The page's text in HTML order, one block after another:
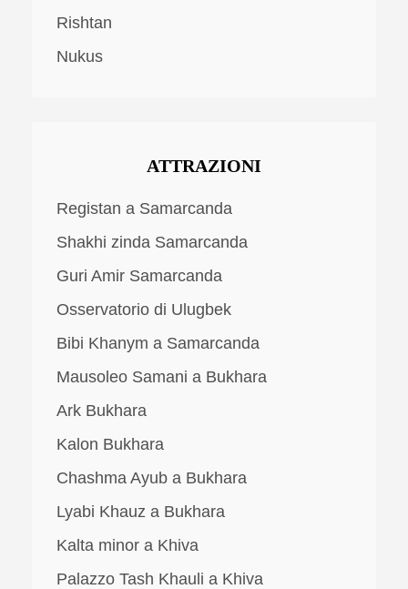
Rishtan
Nukus
ATTRAZIONI
Registan a Samarcanda
Shakhi zinda Samarcanda
Guri Amir Samarcanda
Osservatorio di Ulugbek
Bibi Khanym a Samarcanda
Mausoleo Samani a Bukhara
Ark Bukhara
Kalon Bukhara
Chashma Ayub a Bukhara
Lyabi Khauz a Bukhara
Kalta minor a Khiva
Palazzo Tash Khauli a Khiva